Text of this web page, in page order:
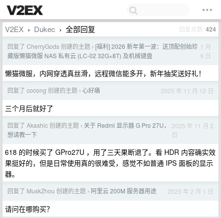
V2EX › Dukec › 全部回复 回复总数 424
回复了 CherryGods 创建的主题 › [福利] 2026 新年第一波：送顶配创始珍
藏版懒猫微服 NAS 私有云 (LC-02 32G+8T) 及机械键盘
1 月
9 日
懒猫微服，内网穿透真丝滑，远程微信能多开，新年抽奖送好礼！
回复了 cocong 创建的主题 › 心好痛 2025 年 11 月 12 日
三个月后就好了
回复了 Akashic 创建的主题 › 关于 Redmi 显示器 G Pro 27U，
想请教一下
2025 年 11 月 2
日
618 的时候买了 GPro27U ，用了三天果断退了。看 HDR 内容确实效
果挺好的，但是日常使用真的很难受，感觉不如普通 IPS 面板的显示
器。
回复了 MuskZhou 创建的主题 › 阿里云 200M 服务器用途 2025 年 2 月 1 日
请问在哪购买？